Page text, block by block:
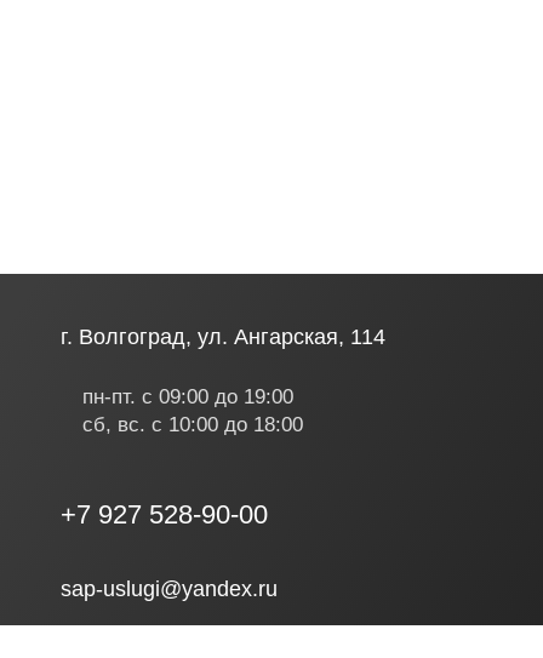
г. Волгоград, ул. Ангарская, 114
пн-пт. с 09:00 до 19:00
сб, вс. с 10:00 до 18:00
+7 927 528-90-00
sap-uslugi@yandex.ru